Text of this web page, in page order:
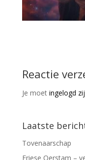
Reactie
Je moet ingelogd
Laatste
Tovenaarschap
Friese Oerstam –